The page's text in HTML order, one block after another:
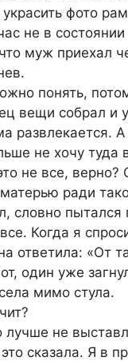
украсить фото
не в
муж приехал
понять,
вещи собрал и
развлекается.
не хочу туда
не все,
ради
словно пытался
Когда я
ответила: «От
один уже
мимо стула.
лучше не
сказала. Я в